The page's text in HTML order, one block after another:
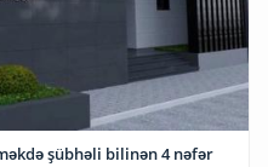
şübhəli bilinən 4 nəfər